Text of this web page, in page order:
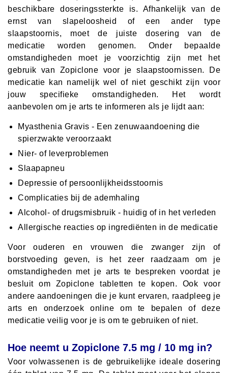
beschikbare doseringssterkte is. Afhankelijk van de
ernst van slapeloosheid of een ander type
slaapstoornis, moet de juiste dosering van de
medicatie worden genomen. Onder bepaalde
omstandigheden moet je voorzichtig zijn met het
gebruik van Zopiclone voor je slaapstoornissen. De
medicatie kan namelijk wel of niet geschikt zijn voor
jouw specifieke omstandigheden. Het wordt
aanbevolen om je arts te informeren als je lijdt aan:
Myasthenia Gravis - Een zenuwaandoening die
spierzwakte veroorzaakt
Nier- of leverproblemen
Slaapapneu
Depressie of persoonlijkheidsstoornis
Complicaties bij de ademhaling
Alcohol- of drugsmisbruik - huidig of in het verleden
Allergische reacties op ingrediënten in de medicatie
Voor ouderen en vrouwen die zwanger zijn of
borstvoeding geven, is het zeer raadzaam om je
omstandigheden met je arts te bespreken voordat je
besluit om Zopiclone tabletten te kopen. Ook voor
andere aandoeningen die je kunt ervaren, raadpleeg je
arts en onderzoek online om te bepalen of deze
medicatie veilig voor je is om te gebruiken of niet.
Hoe neemt u Zopiclone 7.5 mg / 10 mg in?
Voor volwassenen is de gebruikelijke ideale dosering